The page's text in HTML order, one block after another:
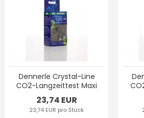
Dennerle Crystal-Line
CO2-Langzeittest Maxi
23,74 EUR
23,74 EUR pro Stück